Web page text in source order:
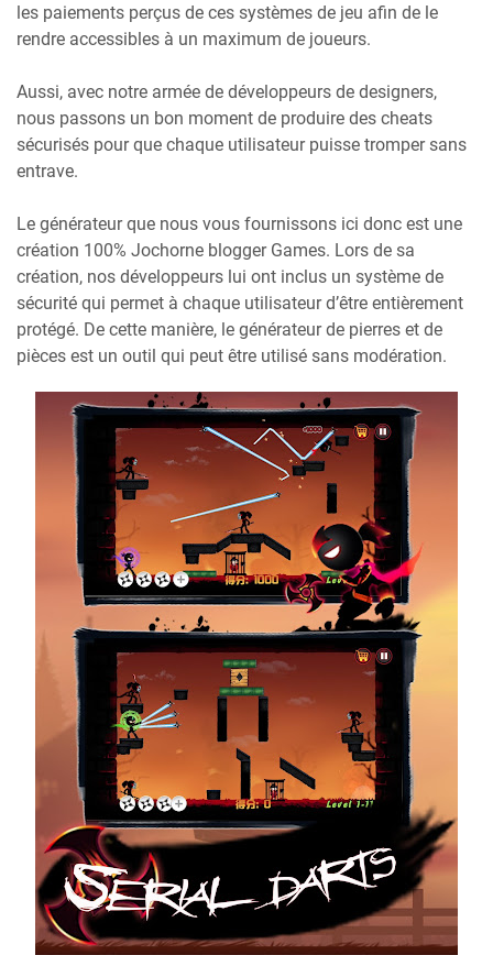
les paiements perçus de ces systèmes de jeu afin de le
rendre accessibles à un maximum de joueurs.
Aussi, avec notre armée de développeurs de designers,
nous passons un bon moment de produire des cheats
sécurisés pour que chaque utilisateur puisse tromper sans
entrave.
Le générateur que nous vous fournissons ici donc est une
création 100% Jochorne blogger Games. Lors de sa
création, nos développeurs lui ont inclus un système de
sécurité qui permet à chaque utilisateur d’être entièrement
protégé. De cette manière, le générateur de pierres et de
pièces est un outil qui peut être utilisé sans modération.